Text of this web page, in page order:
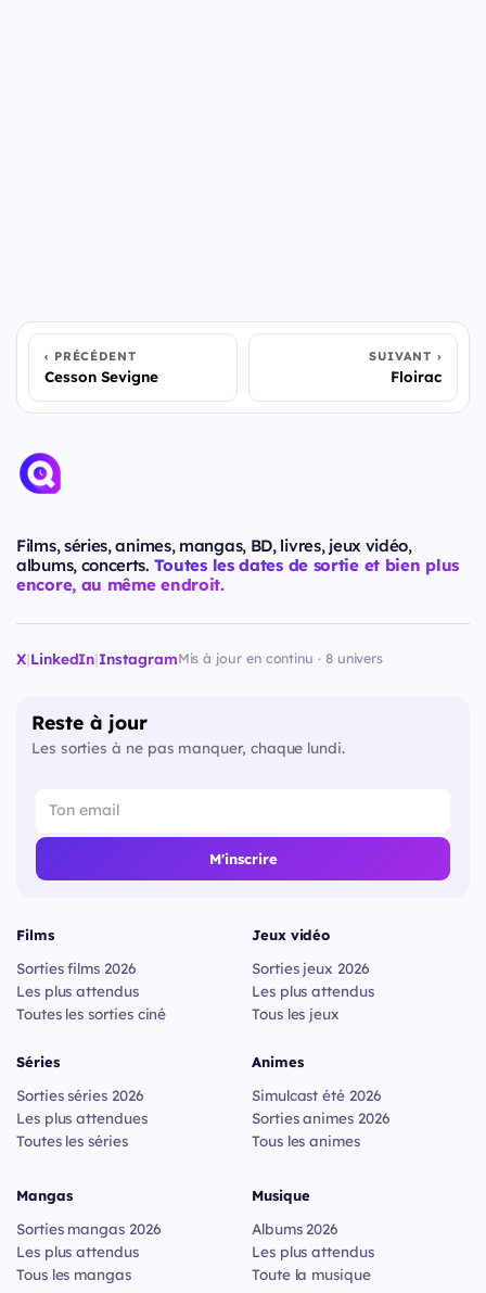
PRÉCÉDENT
Cesson Sevigne
SUIVANT
Floirac
Films, séries, animes, mangas, BD, livres, jeux vidéo,
albums, concerts. Toutes les dates de sortie et bien plus
encore, au même endroit.
X|LinkedIn|InstagramMis à jour en continu · 8 univers
Reste à jour
Les sorties à ne pas manquer, chaque lundi.
M'inscrire
Films
Sorties films 2026
Les plus attendus
Toutes les sorties ciné
Séries
Sorties séries 2026
Les plus attendues
Toutes les séries
Jeux vidéo
Sorties jeux 2026
Les plus attendus
Tous les jeux
Animes
Simulcast été 2026
Sorties animes 2026
Tous les animes
Mangas
Sorties mangas 2026
Les plus attendus
Tous les mangas
Musique
Albums 2026
Les plus attendus
Toute la musique